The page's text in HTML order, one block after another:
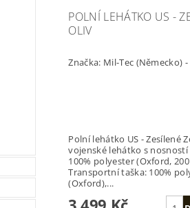
POLNÍ LEHÁTKO US -
OLIV
Značka: Mil-Tec (Německo) -
Polní lehátko US - Zesílené Zesílené
vojenské lehátko s nosností
100% polyester (Oxford,
Transportní taška: 100%
(Oxford),...